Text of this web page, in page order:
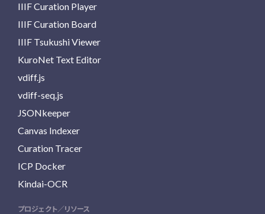
IIIF Curation Player
IIIF Curation Board
IIIF Tsukushi Viewer
KuroNet Text Editor
vdiff.js
vdiff-seq.js
JSONkeeper
Canvas Indexer
Curation Tracer
ICP Docker
Kindai-OCR
プロジェクト／リソース